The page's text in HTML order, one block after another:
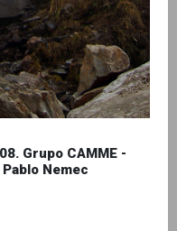
Grupo CAMME -
Nemec